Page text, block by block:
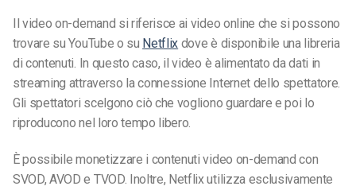
Il video on-demand si riferisce ai video online che si possono
trovare su YouTube o su Netflix dove è disponibile una libreria
di contenuti. In questo caso, il video è alimentato da dati in
streaming attraverso la connessione Internet dello spettatore.
Gli spettatori scelgono ciò che vogliono guardare e poi lo
riproducono nel loro tempo libero.
È possibile monetizzare i contenuti video on-demand con
SVOD, AVOD e TVOD. Inoltre, Netflix utilizza esclusivamente